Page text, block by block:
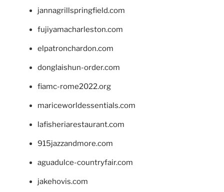
jannagrillspringfield.com
fujiyamacharleston.com
elpatronchardon.com
donglaishun-order.com
fiamc-rome2022.org
mariceworldessentials.com
lafisheriarestaurant.com
915jazzandmore.com
aguadulce-countryfair.com
jakehovis.com